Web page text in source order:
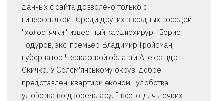
данных с сайта дозволено только с
гиперссылкой . Среди других звездных соседей
"холостячки" известный кардиохирург Борис
Тодуров, экс-премьер Владимир Гройсман,
губернатор Черкасской области Александр
Скичко. У Солом'янському окрузі добре
представлені квартири економ і удобства
удобства во дворе-класу. І все ж для деяких